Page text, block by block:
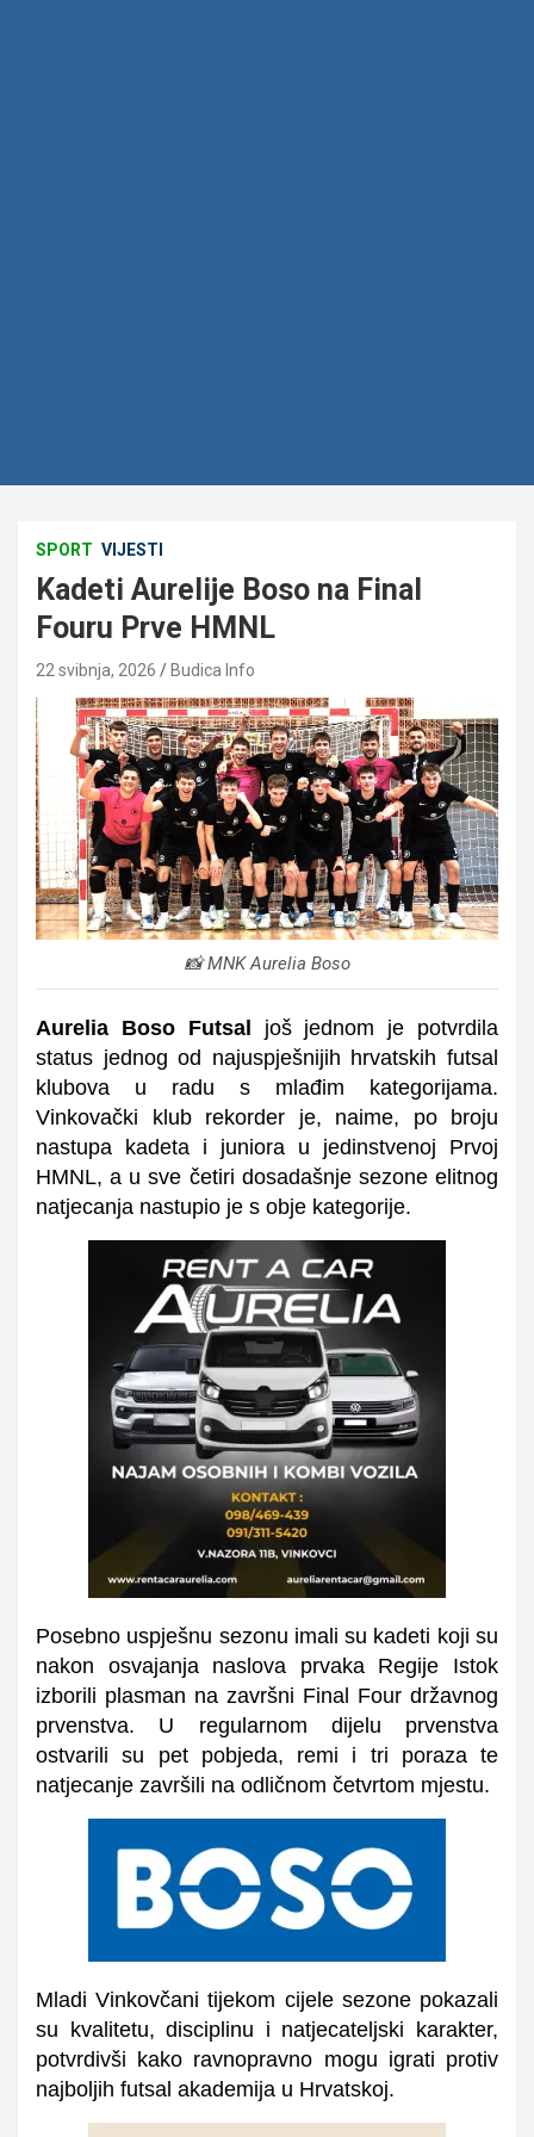
SPORT VIJESTI
Kadeti Aurelije Boso na Final
Fouru Prve HMNL
22 svibnja, 2026 Budica Info
📸 MNK Aurelia Boso
Aurelia Boso Futsal još jednom je potvrdila
status jednog od najuspješnijih hrvatskih futsal
klubova u radu s mlađim kategorijama.
Vinkovački klub rekorder je, naime, po broju
nastupa kadeta i juniora u jedinstvenoj Prvoj
HMNL, a u sve četiri dosadašnje sezone elitnog
natjecanja nastupio je s obje kategorije.
Posebno uspješnu sezonu imali su kadeti koji su
nakon osvajanja naslova prvaka Regije Istok
izborili plasman na završni Final Four državnog
prvenstva. U regularnom dijelu prvenstva
ostvarili su pet pobjeda, remi i tri poraza te
natjecanje završili na odličnom četvrtom mjestu.
Mladi Vinkovčani tijekom cijele sezone pokazali
su kvalitetu, disciplinu i natjecateljski karakter,
potvrdivši kako ravnopravno mogu igrati protiv
najboljih futsal akademija u Hrvatskoj.